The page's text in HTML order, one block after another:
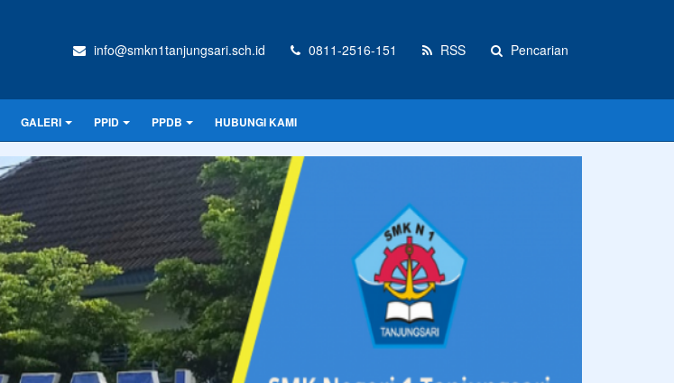
info@smkn1tanjungsari.sch.id 0811-2516-151 RSS Pencarian
GALERI PPID PPDB HUBUNGI KAMI